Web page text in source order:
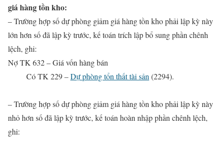
giá hàng tồn kho:
– Trường hợp số dự phòng giảm giá hàng tồn kho phải lập kỳ này
lớn hơn số đã lập kỳ trước, kế toán trích lập bổ sung phần chênh
lệch, ghi:
Nợ TK 632 – Giá vốn hàng bán
CóTK 229 –Dự phòng tổn thất tài sản(2294).
– Trường hợp số dự phòng giảm giá hàng tồn kho phải lập kỳ này
nhỏ hơn số đã lập kỳ trước, kế toán hoàn nhập phần chênh lệch,
ghi: